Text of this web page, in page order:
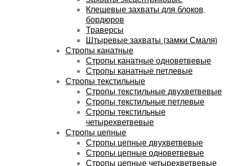
Клещевые захваты для блоков,
бордюров
Траверсы
Штыревые захваты (замки Смаля)
Стропы канатные
Стропы канатные одноветвевые
Стропы канатные петлевые
Стропы текстильные
Стропы текстильные двухветвевые
Стропы текстильные петлевые
Стропы текстильные
четырехветвевые
Стропы цепные
Стропы цепные двухветвевые
Стропы цепные одноветвевые
Стропы цепные четырехветвевые